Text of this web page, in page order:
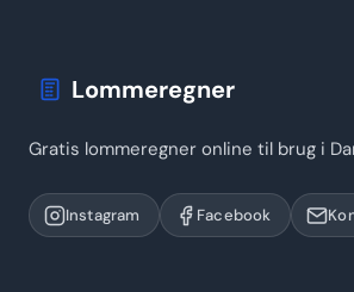
Lommeregner
Gratis lommeregner online til brug i
Instagram Facebook